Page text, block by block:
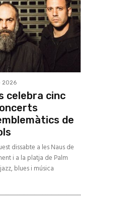
2026
celebra cinc
de
dissabte a les Naus de
i a la platja de Palm
blues i música